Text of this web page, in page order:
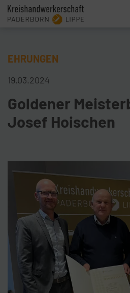
EHRUNGEN
19.03.2024
Goldener
Josef Hoischen